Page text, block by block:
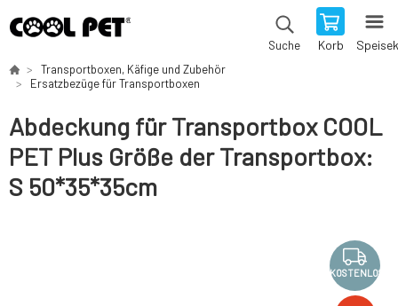
Suche Korb
Transportboxen, Käfige und Zubehör
Ersatzbezüge für Transportboxen
Abdeckung für Transportbox COOL
PET Plus Größe der Transportbox:
S 50*35*35cm
KOSTENLOS